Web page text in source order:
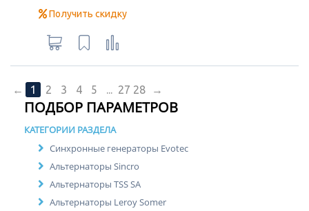
Получить скидку
← 1 2 3 4 5 ... 27 28 →
ПОДБОР ПАРАМЕТРОВ
КАТЕГОРИИ РАЗДЕЛА
Синхронные генераторы Evotec
Альтернаторы Sincro
Альтернаторы TSS SA
Альтернаторы Leroy Somer